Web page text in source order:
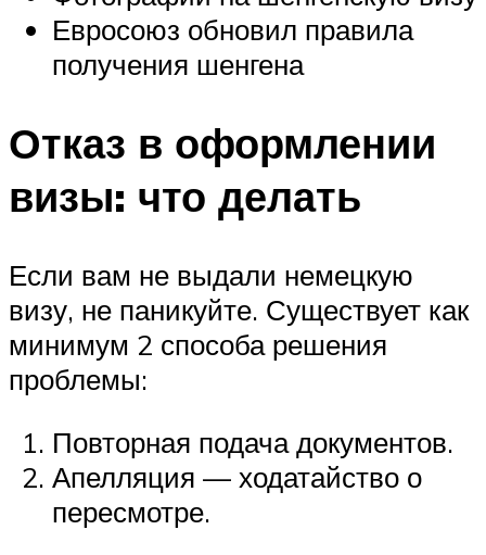
Евросоюз обновил правила
получения шенгена
Отказ в оформлении
визы: что делать
Если вам не выдали немецкую
визу, не паникуйте. Существует как
минимум 2 способа решения
проблемы:
Повторная подача документов.
Апелляция — ходатайство о
пересмотре.